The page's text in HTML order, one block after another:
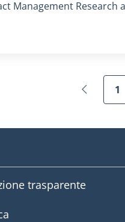
Management Research
Pagina
1
menu
trasparente